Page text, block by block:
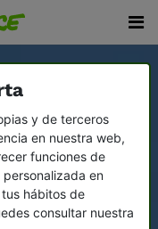
y de terceros
en nuestra web,
funciones de
en
hábitos de
consultar nuestra